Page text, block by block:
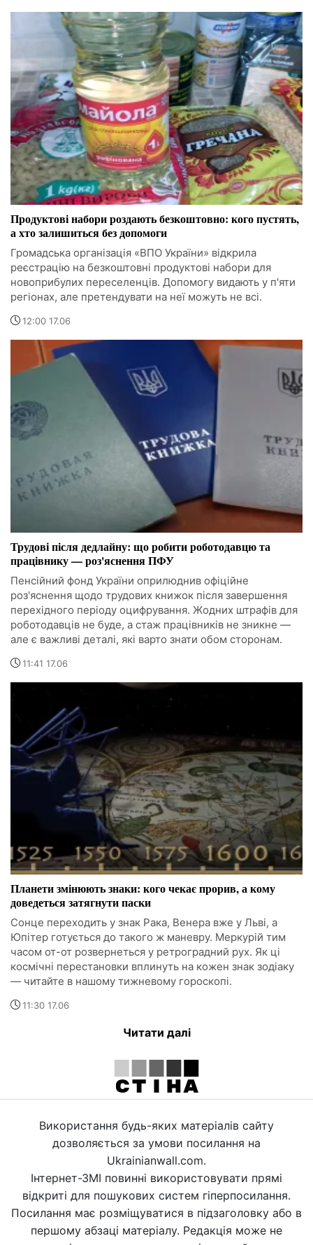
Продуктові набори роздають безкоштовно: кого пустять,
а хто залишиться без допомоги
Громадська організація «ВПО України» відкрила
реєстрацію на безкоштовні продуктові набори для
новоприбулих переселенців. Допомогу видають у п'яти
регіонах, але претендувати на неї можуть не всі.
12:00 17.06
Трудові після дедлайну: що робити роботодавцю та
працівнику — роз'яснення ПФУ
Пенсійний фонд України оприлюднив офіційне
роз'яснення щодо трудових книжок після завершення
перехідного періоду оцифрування. Жодних штрафів для
роботодавців не буде, а стаж працівників не зникне —
але є важливі деталі, які варто знати обом сторонам.
11:41 17.06
Планети змінюють знаки: кого чекає прорив, а кому
доведеться затягнути паски
Сонце переходить у знак Рака, Венера вже у Льві, а
Юпітер готується до такого ж маневру. Меркурій тим
часом от-от розвернеться у ретроградний рух. Як ці
космічні перестановки вплинуть на кожен знак зодіаку
— читайте в нашому тижневому гороскопі.
11:30 17.06
Читати далі
Використання будь-яких матеріалів сайту
дозволяється за умови посилання на
Ukrainianwall.com.
Інтернет-ЗМІ повинні використовувати прямі
відкриті для пошукових систем гіперпосилання.
Посилання має розміщуватися в підзаголовку або в
першому абзаці матеріалу. Редакція може не